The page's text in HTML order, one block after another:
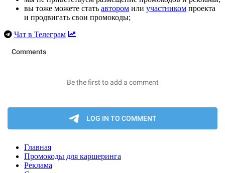
вы тоже можете стать автором или участником проекта
и продвигать свои промокоды;
Чат в Телеграм
Главная
Промокоды для каршеринга
Реклама